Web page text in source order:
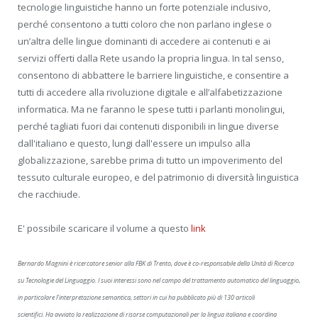
tecnologie linguistiche hanno un forte potenziale inclusivo,
perché consentono a tutti coloro che non parlano inglese o
un’altra delle lingue dominanti di accedere ai contenuti e ai
servizi offerti dalla Rete usando la propria lingua. In tal senso,
consentono di abbattere le barriere linguistiche, e consentire a
tutti di accedere alla rivoluzione digitale e all’alfabetizzazione
informatica. Ma ne faranno le spese tutti i parlanti monolingui,
perché tagliati fuori dai contenuti disponibili in lingue diverse
dall'italiano e questo, lungi dall'essere un impulso alla
globalizzazione, sarebbe prima di tutto un impoverimento del
tessuto culturale europeo, e del patrimonio di diversità linguistica
che racchiude.
E' possibile scaricare il volume a questo link
Bernardo Magnini è ricercatore senior alla FBK di Trento, dove è co-responsabile della Unità di Ricerca
su Tecnologie del Linguaggio. I suoi interessi sono nel campo del trattamento automatico del linguaggio,
in particolare l’interpretazione semantica, settori in cui ha pubblicato più di 130 articoli
scientifici. Ha avviato la realizzazione di risorse computazionali per la lingua italiana e coordina